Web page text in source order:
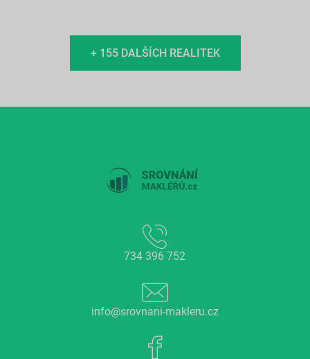
+ 155 DALŠÍCH REALITEK
734 396 752
info@srovnani-makleru.cz